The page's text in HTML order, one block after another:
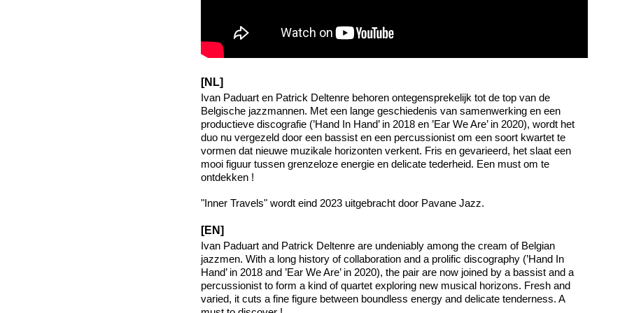
[NL]
Ivan Paduart en Patrick Deltenre behoren ontegensprekelijk tot de top van de
Belgische jazzmannen. Met een lange geschiedenis van samenwerking en een
productieve discografie (’Hand In Hand’ in 2018 en ’Ear We Are’ in 2020), wordt het
duo nu vergezeld door een bassist en een percussionist om een soort kwartet te
vormen dat nieuwe muzikale horizonten verkent. Fris en gevarieerd, het slaat een
mooi figuur tussen grenzeloze energie en delicate tederheid. Een must om te
ontdekken !
"Inner Travels" wordt eind 2023 uitgebracht door Pavane Jazz.
[EN]
Ivan Paduart and Patrick Deltenre are undeniably among the cream of Belgian
jazzmen. With a long history of collaboration and a prolific discography (’Hand In
Hand’ in 2018 and ’Ear We Are’ in 2020), the pair are now joined by a bassist and a
percussionist to form a kind of quartet exploring new musical horizons. Fresh and
varied, it cuts a fine figure between boundless energy and delicate tenderness. A